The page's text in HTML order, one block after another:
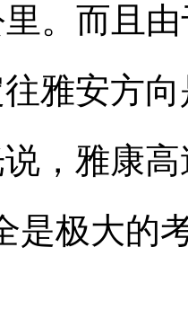
。而且
雅安方
，雅康
是极大的